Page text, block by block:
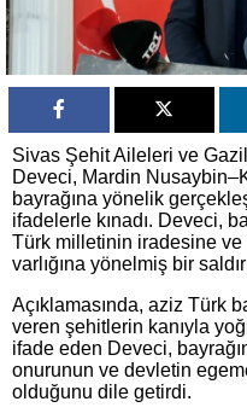
Sivas Şehit Aileleri ve
Deveci, Mardin
bayrağına yönelik
ifadelerle kınadı. Deveci,
Türk milletinin iradesine
varlığına yönelmiş bir
Açıklamasında, aziz Türk
veren şehitlerin kanıyla
ifade eden Deveci,
onurunun ve devletin
olduğunu dile getirdi.